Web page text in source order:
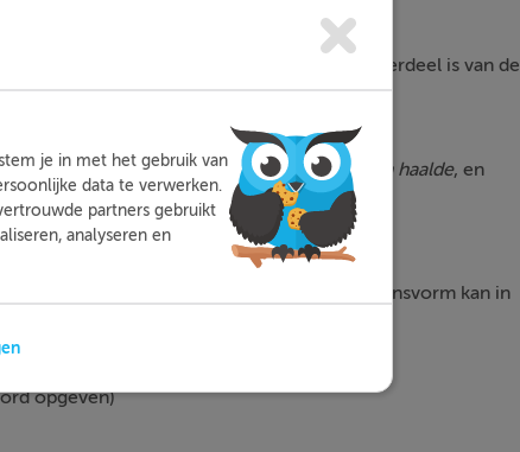
, als dit werkwoord onderdeel is van de
gehaald.
van de bijzin:die vroeger altijd tienen haalde, en
bevatten. De persoonsvorm kan in
in de volgende zin:
opgeven)
je in met het gebruik van
data te verwerken.
partners gebruikt
analyseren en